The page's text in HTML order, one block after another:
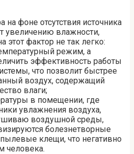
на фоне отсутствия источника
увеличению влажности,
этот фактор не так легко:
режим, а
эффективность работы
что позволит быстрее
воздух, содержащий
влаги;
в помещении, где
увлажнения воздуха,
воздушной среды,
болезнетворные
клещи, что негативно
человека.